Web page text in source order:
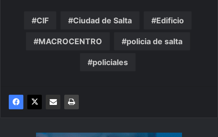
CIF Ciudad de Salta Edificio
MACROCENTRO policia de salta
policiales